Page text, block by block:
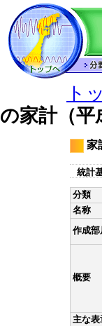
ト
の家計（平
家
統計
分類
名称
作成部
概要
主な表